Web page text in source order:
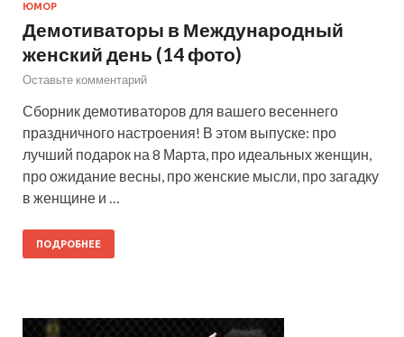
ЮМОР
Демотиваторы в Международный
женский день (14 фото)
Оставьте комментарий
Сборник демотиваторов для вашего весеннего
праздничного настроения! В этом выпуске: про
лучший подарок на 8 Марта, про идеальных женщин,
про ожидание весны, про женские мысли, про загадку
в женщине и …
ПОДРОБНЕЕ